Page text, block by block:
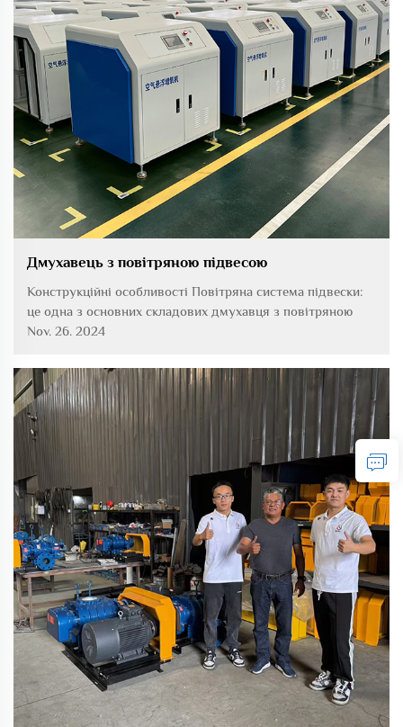
Дмухавець з повітряною підвесою
Конструкційні особливості Повітряна система підвески:
це одна з основних складових дмухавця з повітряною
підвескою. Вона використовує аеродинамічні принципи
поверхні підшипника, щоб ротор міг обертатися з
високою швидкістю без...
Nov. 26. 2024